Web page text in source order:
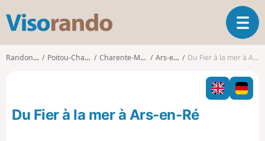
s
o
o
O
u
v
i
r
l
Randonnées Poitou-Charentes Charente-Maritime Ars-en-Ré Du Fier à la mer à Ars-en-Ré
Du Fier à la mer à Ars-en-Ré